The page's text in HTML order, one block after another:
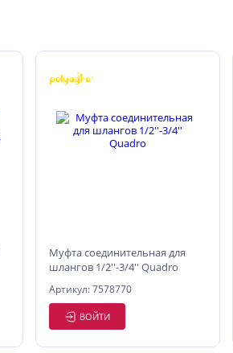
Муфта соединительная для
шлангов 1/2''-3/4'' Quadro
Артикул: 7578770
ВОЙТИ